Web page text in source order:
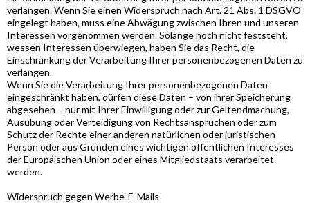
verlangen. Wenn Sie einen Widerspruch nach Art. 21 Abs. 1 DSGVO
eingelegt haben, muss eine Abwägung zwischen Ihren und unseren
Interessen vorgenommen werden. Solange noch nicht feststeht,
wessen Interessen überwiegen, haben Sie das Recht, die
Einschränkung der Verarbeitung Ihrer personenbezogenen Daten zu
verlangen.
Wenn Sie die Verarbeitung Ihrer personenbezogenen Daten
eingeschränkt haben, dürfen diese Daten – von ihrer Speicherung
abgesehen – nur mit Ihrer Einwilligung oder zur Geltendmachung,
Ausübung oder Verteidigung von Rechtsansprüchen oder zum
Schutz der Rechte einer anderen natürlichen oder juristischen
Person oder aus Gründen eines wichtigen öffentlichen Interesses
der Europäischen Union oder eines Mitgliedstaats verarbeitet
werden.
Widerspruch gegen Werbe-E-Mails